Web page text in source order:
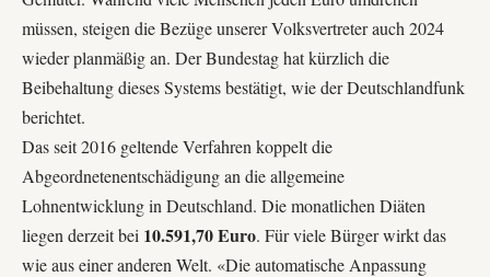
müssen, steigen die Bezüge unserer Volksvertreter auch 2024
wieder planmäßig an. Der Bundestag hat kürzlich die
Beibehaltung dieses Systems bestätigt, wie der Deutschlandfunk
berichtet.
Das seit 2016 geltende Verfahren koppelt die
Abgeordnetenentschädigung an die allgemeine
Lohnentwicklung in Deutschland. Die monatlichen Diäten
liegen derzeit bei 10.591,70 Euro. Für viele Bürger wirkt das
wie aus einer anderen Welt. «Die automatische Anpassung